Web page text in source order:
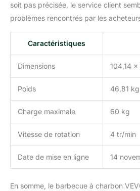
Après
pouvez
soit pas précisée, le service client
problèmes rencontrés par les
Caractéristiques
Dimensions 104,14
Poids 46,81 kg
Charge maximale 60 kg
Vitesse de rotation 4 tr/min
Date de mise en ligne 14
En somme, le barbecue à charbon